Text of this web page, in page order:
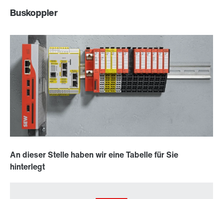
Buskoppler
An dieser Stelle haben wir eine Tabelle für Sie
hinterlegt